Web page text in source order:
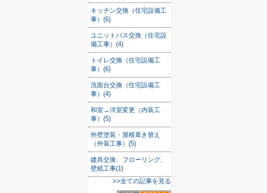
キッチン交換（住宅設備工
事）(6)
ユニットバス交換（住宅設
備工事）(4)
トイレ交換（住宅設備工
事）(6)
洗面台交換（住宅設備工
事）(4)
和室→洋室変更（内装工
事）(5)
外壁塗装・屋根葺き替え
（外装工事）(5)
建具交換、フローリング、
壁紙工事(1)
>>全ての記事を見る